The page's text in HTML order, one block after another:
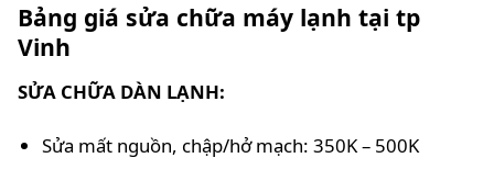
Bảng giá sửa chữa máy lạnh tại tp
Vinh
SỬA CHỮA DÀN LẠNH:
Sửa mất nguồn, chập/hở mạch: 350K – 500K